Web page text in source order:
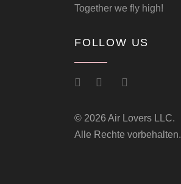
Together we fly high!
FOLLOW US
© 2026 Air Lovers LLC.
Alle Rechte vorbehalten.